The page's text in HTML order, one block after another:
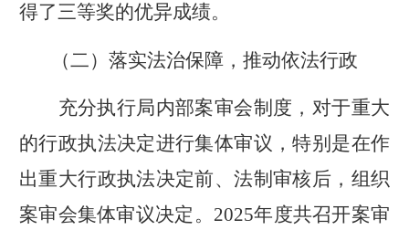
得了三等奖的优异成绩。
（二）落实法治保障，推动依法行政
充分执行局内部案审会制度，对于重大
的行政执法决定进行集体审议，特别是在作
出重大行政执法决定前、法制审核后，组织
案审会集体审议决定。 2025年度共召开案审